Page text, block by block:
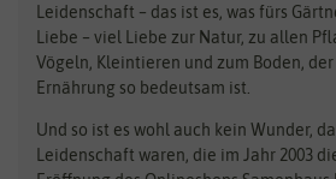
Obstsamen
Pilzbrut
Rasensamen
Steckzwiebeln
Zimmer & Kübelpflanzen
Kataloge
Bingenheimer Saatgut
BioBalu
Bionana
BIOWOL
Blumicorn
elho
Leidenschaft – das ist es, was fürs
Liebe – viel Liebe zur Natur, zu allen
Vögeln, Kleintieren und zum Boden,
Ernährung so bedeutsam ist.
Und so ist es wohl auch kein Wunder,
Leidenschaft waren, die im Jahr 2003